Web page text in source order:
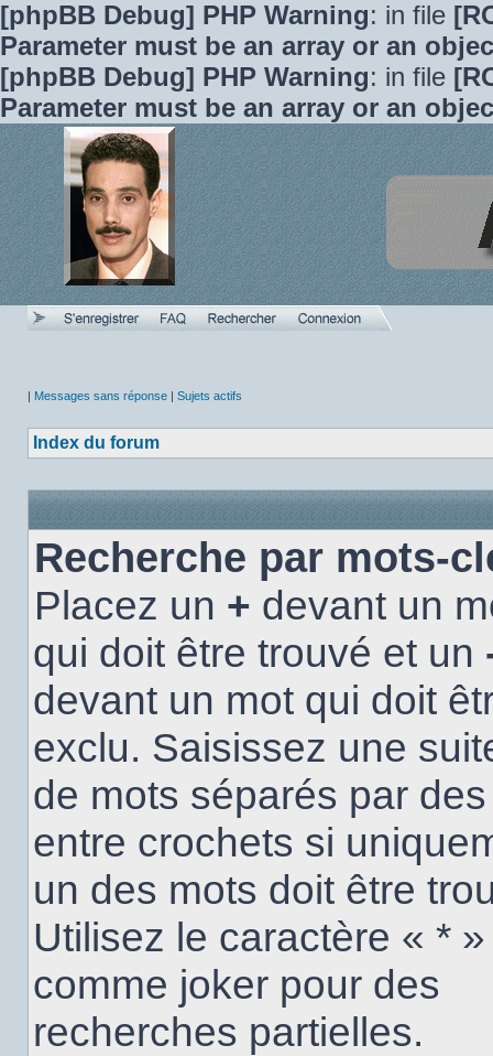
[phpBB Debug] PHP Warning: in file
Parameter must be an array or an
[phpBB Debug] PHP Warning: in file
Parameter must be an array or an
| Messages sans réponse | Sujets actifs
Index du forum
Recherche par mots-
Placez un + devant un
qui doit être trouvé et un
devant un mot qui doit
exclu. Saisissez une
de mots séparés par
entre crochets si
un des mots doit être
Utilisez le caractère « * »
comme joker pour des
recherches partielles.